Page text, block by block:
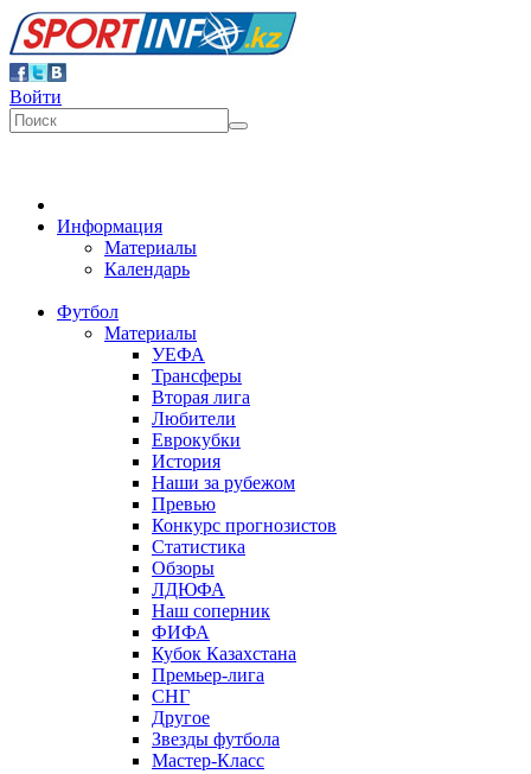
Войти
Информация
Материалы
Календарь
Футбол
Материалы
УЕФА
Трансферы
Вторая лига
Любители
Еврокубки
История
Наши за рубежом
Превью
Конкурс прогнозистов
Статистика
Обзоры
ЛДЮФА
Наш соперник
ФИФА
Кубок Казахстана
Премьер-лига
СНГ
Другое
Звезды футбола
Мастер-Класс